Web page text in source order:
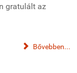
gratulált az
Bővebben...